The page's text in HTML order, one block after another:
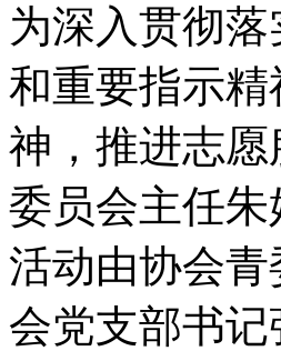
为深入贯彻
和重要指示
神，推进志
委员会主任
活动由协会
会党支部书